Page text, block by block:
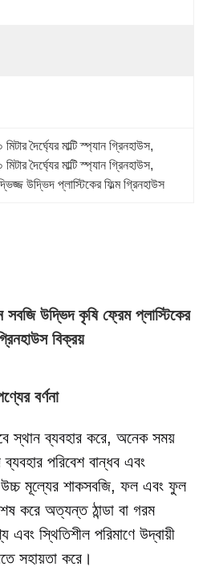
মিটার দৈর্ঘ্যের মাল্টি স্প্যান গ্রিনহাউস,
মিটার দৈর্ঘ্যের মাল্টি স্প্যান গ্রিনহাউস,
উদ্ভিদ প্লাস্টিকের ফিল্ম গ্রিনহাউস
সবজি উদ্ভিদ কৃষি ফ্রেম প্লাস্টিকের
বিক্রয়
বর্ণনা
স্থান ব্যবহার করে, অনেক সময়
পরিবেশ বান্ধব এবং
উচ্চ মূল্যের শাকসবজি, ফল এবং ফুল
করে অত্যন্ত ঠান্ডা বা গরম
স্থিতিশীল পরিমাণে উদ্বায়ী
সহায়তা করে।